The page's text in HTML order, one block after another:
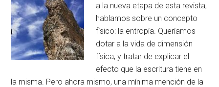
a la nueva etapa de esta revista,
hablamos sobre un concepto
físico: la entropía. Queríamos
dotar a la vida de dimensión
física, y tratar de explicar el
efecto que la escritura tiene en
la misma. Pero ahora mismo, una mínima mención de la